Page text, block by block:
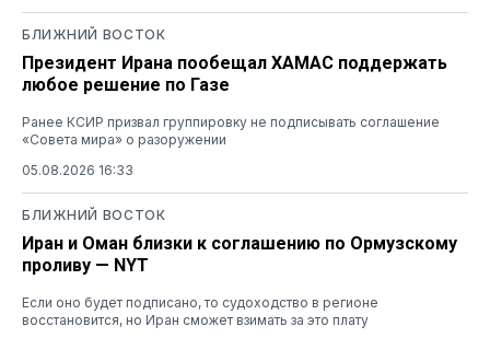
БЛИЖНИЙ ВОСТОК
Президент Ирана пообещал ХАМАС поддержать
любое решение по Газе
Ранее КСИР призвал группировку не подписывать соглашение
«Совета мира» о разоружении
05.08.2026 16:33
БЛИЖНИЙ ВОСТОК
Иран и Оман близки к соглашению по Ормузскому
проливу — NYT
Если оно будет подписано, то судоходство в регионе
восстановится, но Иран сможет взимать за это плату